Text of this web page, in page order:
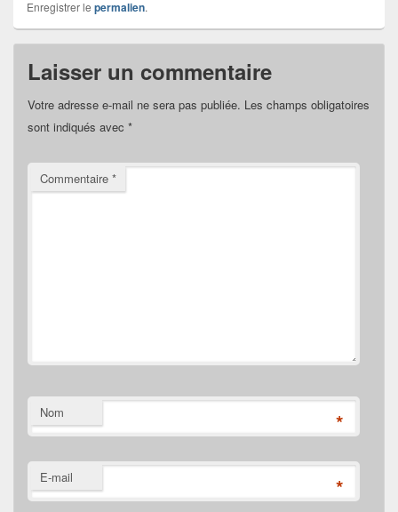
Enregistrer le permalien.
Laisser un commentaire
Votre adresse e-mail ne sera pas publiée. Les champs obligatoires
sont indiqués avec *
Commentaire *
Nom *
E-mail *